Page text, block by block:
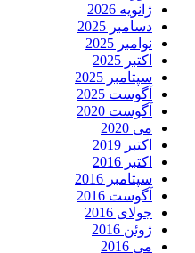
ژانویه 2026
دسامبر 2025
نوامبر 2025
اکتبر 2025
سپتامبر 2025
آگوست 2025
آگوست 2020
می 2020
اکتبر 2019
اکتبر 2016
سپتامبر 2016
آگوست 2016
جولای 2016
ژوئن 2016
می 2016